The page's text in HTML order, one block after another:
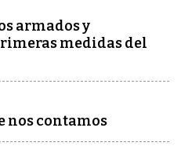
armados y
medidas del
nos contamos